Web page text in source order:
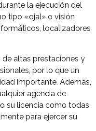
la ejecución del
tipo «ojal» o visión
localizadores
altas prestaciones y
por lo que un
importante. Además,
agencia de
su licencia como todas
para ejercer su